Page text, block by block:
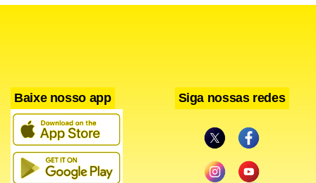
Baixe nosso app Siga nossas redes